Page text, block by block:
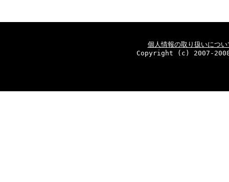
個人情報の取り扱いについ
Copyright (c) 2007-